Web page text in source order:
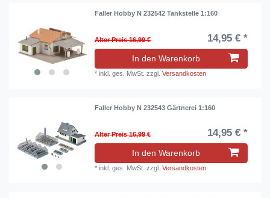
Faller Hobby N 232542 Tankstelle 1:160
Alter Preis 16,99 € 14,95 € *
In den Warenkorb
*inkl. ges. MwSt. zzgl.Versandkosten
Faller Hobby N 232543 Gärtnerei 1:160
Alter Preis 16,99 € 14,95 € *
In den Warenkorb
*inkl. ges. MwSt. zzgl.Versandkosten